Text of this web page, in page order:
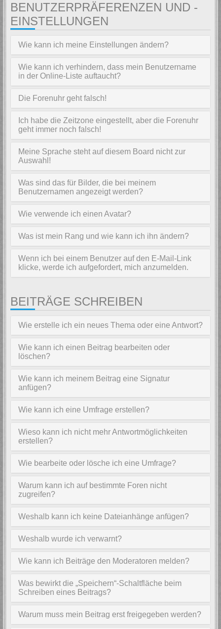
BENUTZERPRÄFERENZEN UND -
EINSTELLUNGEN
Wie kann ich meine Einstellungen ändern?
Wie kann ich verhindern, dass mein Benutzername
in der Online-Liste auftaucht?
Die Forenuhr geht falsch!
Ich habe die Zeitzone eingestellt, aber die Forenuhr
geht immer noch falsch!
Meine Sprache steht auf diesem Board nicht zur
Auswahl!
Was sind das für Bilder, die bei meinem
Benutzernamen angezeigt werden?
Wie verwende ich einen Avatar?
Was ist mein Rang und wie kann ich ihn ändern?
Wenn ich bei einem Benutzer auf den E-Mail-Link
klicke, werde ich aufgefordert, mich anzumelden.
BEITRÄGE SCHREIBEN
Wie erstelle ich ein neues Thema oder eine Antwort?
Wie kann ich einen Beitrag bearbeiten oder
löschen?
Wie kann ich meinem Beitrag eine Signatur
anfügen?
Wie kann ich eine Umfrage erstellen?
Wieso kann ich nicht mehr Antwortmöglichkeiten
erstellen?
Wie bearbeite oder lösche ich eine Umfrage?
Warum kann ich auf bestimmte Foren nicht
zugreifen?
Weshalb kann ich keine Dateianhänge anfügen?
Weshalb wurde ich verwarnt?
Wie kann ich Beiträge den Moderatoren melden?
Was bewirkt die „Speichern“-Schaltfläche beim
Schreiben eines Beitrags?
Warum muss mein Beitrag erst freigegeben werden?